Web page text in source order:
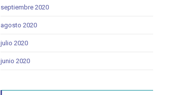
septiembre 2020
agosto 2020
julio 2020
junio 2020